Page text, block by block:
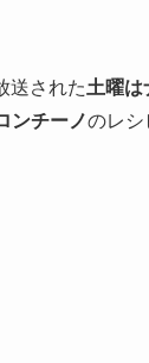
送された土曜は
ンチーノのレシ